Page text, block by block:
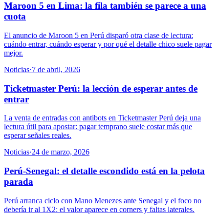
Maroon 5 en Lima: la fila también se parece a una
cuota
El anuncio de Maroon 5 en Perú disparó otra clase de lectura:
cuándo entrar, cuándo esperar y por qué el detalle chico suele pagar
mejor.
Noticias·7 de abril, 2026
Ticketmaster Perú: la lección de esperar antes de
entrar
La venta de entradas con antibots en Ticketmaster Perú deja una
lectura útil para apostar: pagar temprano suele costar más que
esperar señales reales.
Noticias·24 de marzo, 2026
Perú-Senegal: el detalle escondido está en la pelota
parada
Perú arranca ciclo con Mano Menezes ante Senegal y el foco no
debería ir al 1X2: el valor aparece en corners y faltas laterales.